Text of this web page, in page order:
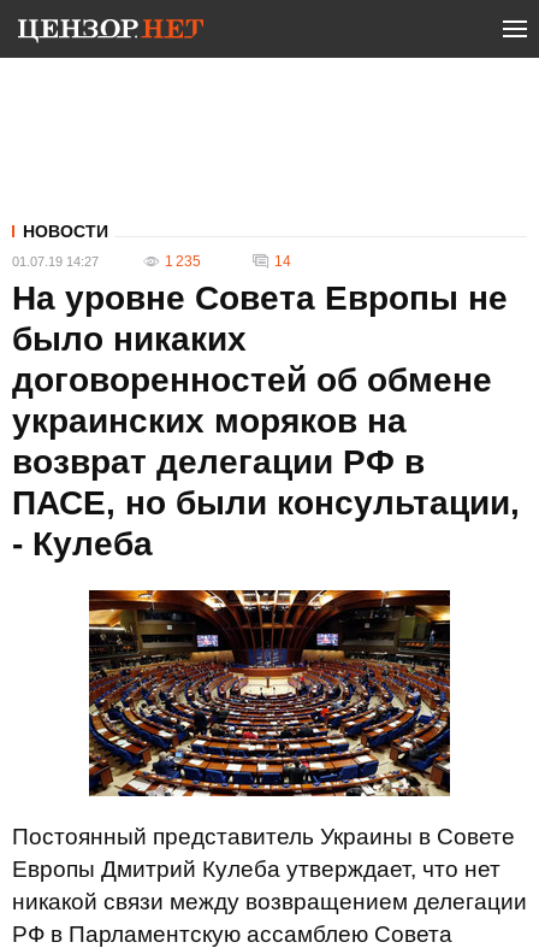
НОВОСТИ
01.07.19 14:27 1 235 14
На уровне Совета Европы не
было никаких
договоренностей об обмене
украинских моряков на
возврат делегации РФ в
ПАСЕ, но были консультации,
- Кулеба
Постоянный представитель Украины в Совете
Европы Дмитрий Кулеба утверждает, что нет
никакой связи между возвращением делегации
РФ в Парламентскую ассамблею Совета